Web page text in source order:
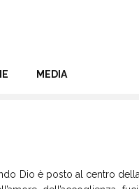
MEDIA
Dio è posto al centro